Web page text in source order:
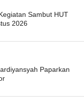
Sambut HUT
2026
Paparkan